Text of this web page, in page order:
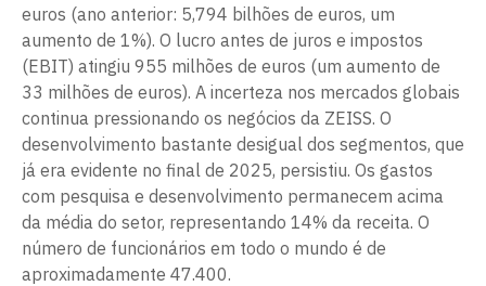
euros (ano anterior: 5,794 bilhões de euros, um
aumento de 1%). O lucro antes de juros e impostos
(EBIT) atingiu 955 milhões de euros (um aumento de
33 milhões de euros). A incerteza nos mercados globais
continua pressionando os negócios da ZEISS. O
desenvolvimento bastante desigual dos segmentos, que
já era evidente no final de 2025, persistiu. Os gastos
com pesquisa e desenvolvimento permanecem acima
da média do setor, representando 14% da receita. O
número de funcionários em todo o mundo é de
aproximadamente 47.400.